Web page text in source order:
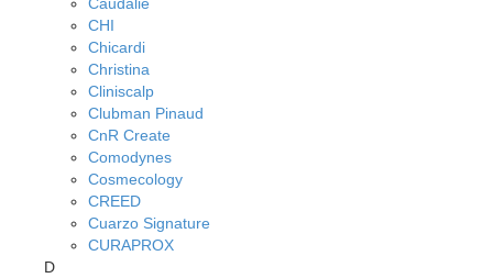
CHI
Chicardi
Christina
Cliniscalp
Clubman Pinaud
CnR Create
Comodynes
Cosmecology
CREED
Cuarzo Signature
CURAPROX
D